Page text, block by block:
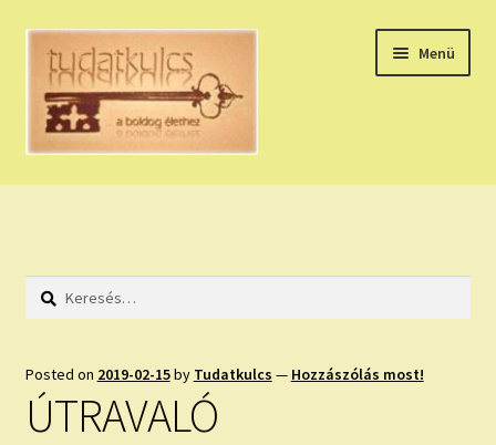
Ugrás
navigációhoz
Kilépés
tartalomba
Menü
HÚZZ EGY KÁRTYÁT!
HOLDNAPTÁR
NAPI ASZTROLÓGIA
Keresés:
Posted on 2019-02-15by Tudatkulcs — Hozzászólás most!
ÚTRAVALÓ